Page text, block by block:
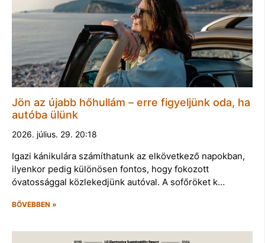
Jön az újabb hőhullám – erre figyeljünk oda, ha
autóba ülünk
2026. július. 29. 20:18
Igazi kánikulára számíthatunk az elkövetkező napokban,
ilyenkor pedig különösen fontos, hogy fokozott
óvatossággal közlekedjünk autóval. A sofőröket k…
BŐVEBBEN »